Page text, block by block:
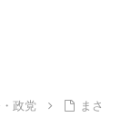
政党
まさ